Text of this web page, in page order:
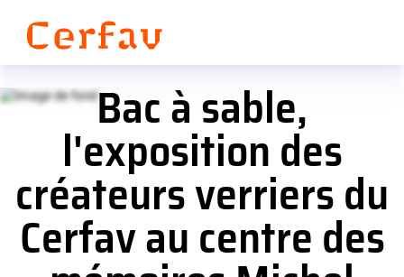
Bac à sable,
l'exposition des
créateurs verriers du
Cerfav au centre des